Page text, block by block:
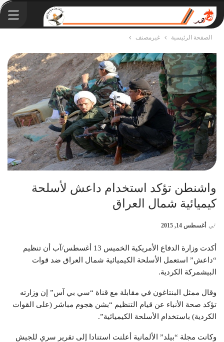
الصفحة الرئيسية غيرمصنف
واشنطن تؤكد استخدام داعش لأسلحة
كيميائية شمال العراق
في أغسطس 14, 2015
أكدت وزارة الدفاع الأمريكية الخميس 13 أغسطس/آب أن تنظيم
“داعش” استعمل الأسلحة الكيميائية شمال العراق ضد قوات
البيشمركة الكردية.
وقال ممثل البنتاغون في مقابلة مع قناة “سي بي آس” إن وزارته
تؤكد صحة الأنباء عن قيام التنظيم “بشن هجوم مباشر (على القوات
الكردية) باستخدام الأسلحة الكيميائية”.
وكانت مجلة “بيلد” الألمانية أعلنت استنادا إلى تقرير سري للجيش